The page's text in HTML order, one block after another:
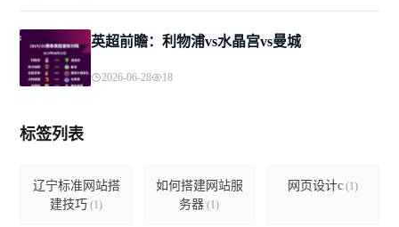
英超前瞻：利物浦vs水晶宫vs曼城
2026-06-28 18
标签列表
辽宁标准网站搭
建技巧 (1)
如何搭建网站服
务器 (1)
网页设计c(1)